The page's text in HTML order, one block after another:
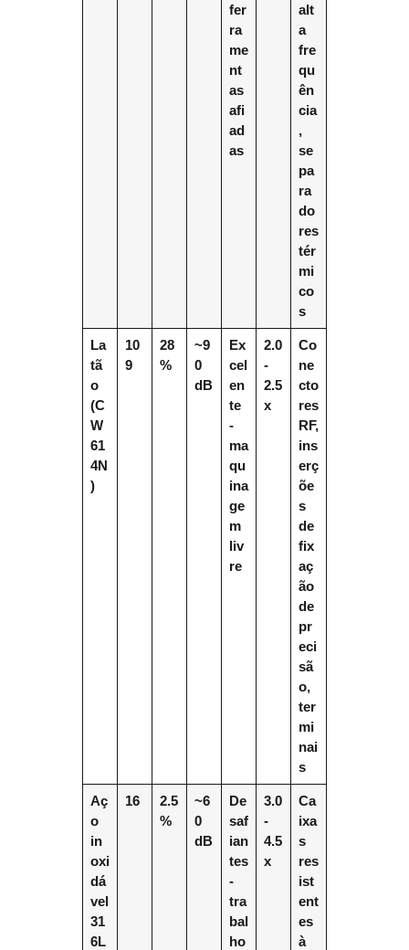
fer
ra
me
nt
as
afi
ad
as
alt
a
fre
qu
ên
cia
,
se
pa
ra
do
res
tér
mi
co
s
La
tã
o
(C
W
61
4N
)
10
9
28
%
~9
0
dB
Ex
cel
en
te
-
ma
qu
ina
ge
m
liv
re
2.0
-
2.5
x
Co
ne
cto
res
RF,
ins
erç
õe
s
de
fix
aç
ão
de
pr
eci
sã
o,
ter
mi
nai
s
Aç
o
in
oxi
dá
vel
31
6L
16
2.5
%
~6
0
dB
De
saf
ian
tes
-
tra
bal
ho
3.0
-
4.5
x
Ca
ixa
s
res
ist
ent
es
à